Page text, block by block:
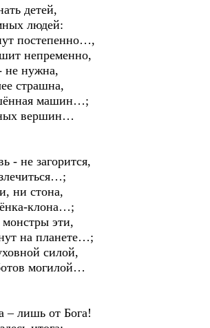
детей,
людей:
постепенно…,
непременно,
не нужна,
страшна,
машин…;
вершин…
- не загорится,
ни стона,
клона…;
эти,
на планете…;
силой,
могилой…
– лишь от Бога!